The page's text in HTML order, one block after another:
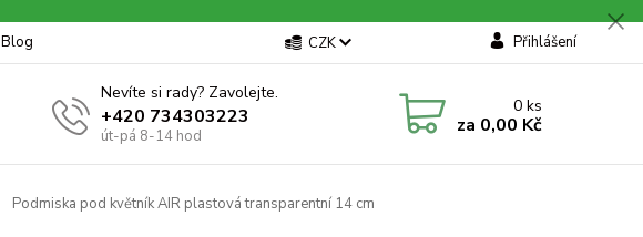
Blog CZK Přihlášení
Nevíte si rady? Zavolejte.
+420 734303223
út-pá 8-14 hod
0ks
za 0,00 Kč
Podmiska pod květník AIR plastová transparentní 14 cm